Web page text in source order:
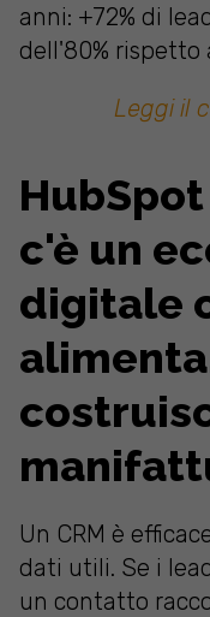
anni: +72% di
dell'80% rispetto
Leggi il
c'è un
digitale
Un CRM è
dati utili. Se i
un contatto